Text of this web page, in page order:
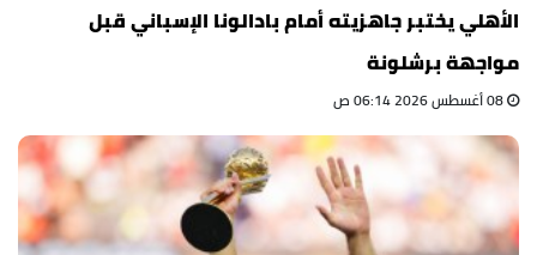
الأهلي يختبر جاهزيته أمام بادالونا الإسباني قبل
مواجهة برشلونة